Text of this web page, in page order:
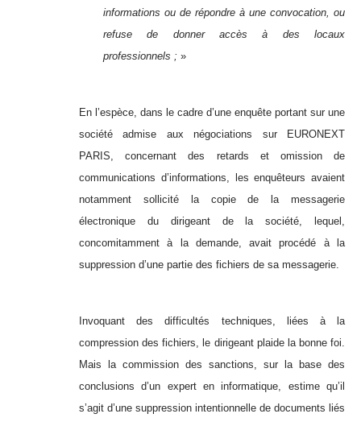
informations ou de répondre à une convocation, ou
refuse de donner accès à des locaux
professionnels ; »
En l’espèce, dans le cadre d’une enquête portant sur une
société admise aux négociations sur EURONEXT
PARIS, concernant des retards et omission de
communications d’informations, les enquêteurs avaient
notamment sollicité la copie de la messagerie
électronique du dirigeant de la société, lequel,
concomitamment à la demande, avait procédé à la
suppression d’une partie des fichiers de sa messagerie.
Invoquant des difficultés techniques, liées à la
compression des fichiers, le dirigeant plaide la bonne foi.
Mais la commission des sanctions, sur la base des
conclusions d’un expert en informatique, estime qu’il
s’agit d’une suppression intentionnelle de documents liés